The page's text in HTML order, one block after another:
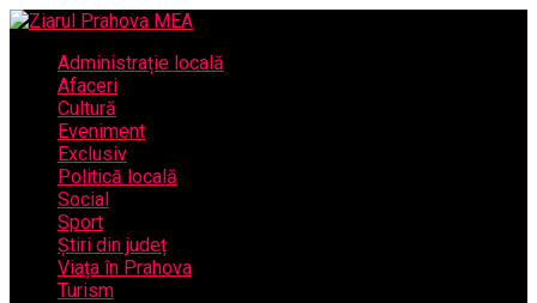
Administrație locală
Afaceri
Cultură
Eveniment
Exclusiv
Politică locală
Social
Sport
Știri din județ
Viața în Prahova
Turism